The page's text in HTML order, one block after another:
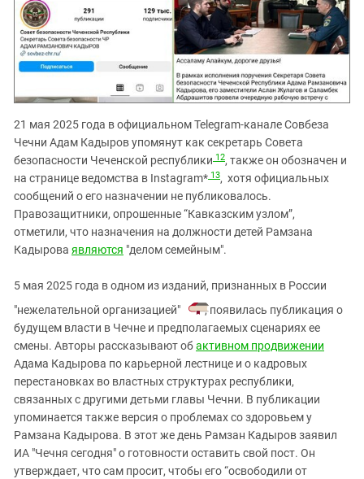
21 мая 2025 года в официальном Telegram-канале Совбеза
Чечни Адам Кадыров упомянут как секретарь Совета
безопасности Чеченской республики 12, также он обозначен и
на странице ведомства в Instagram* 13, хотя официальных
сообщений о его назначении не публиковалось.
Правозащитники, опрошенные “Кавказским узлом”,
отметили, что назначения на должности детей Рамзана
Кадырова являются "делом семейным".
5 мая 2025 года в одном из изданий, признанных в России
"нежелательной организацией"
, появилась публикация о
будущем власти в Чечне и предполагаемых сценариях ее
смены. Авторы рассказывают обактивном продвижении
Адама Кадырова по карьерной лестнице и о кадровых
перестановках во властных структурах республики,
связанных с другими детьми главы Чечни. В публикации
упоминается также версия о проблемах со здоровьем у
Рамзана Кадырова. В этот же день Рамзан Кадыров заявил
ИА "Чечня сегодня" о готовности оставить свой пост. Он
утверждает, что сам просит, чтобы его “освободили от